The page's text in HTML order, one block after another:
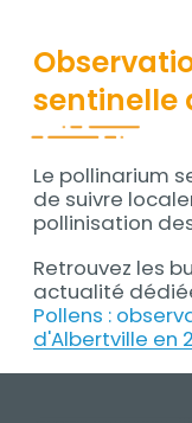
sentinelle
Contenu
Le pollinarium
de suivre
pollinisation
Retrouvez les
actualité
Pollens :
d'Albertville en